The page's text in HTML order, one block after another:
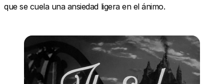
que se cuela una ansiedad ligera en el ánimo.